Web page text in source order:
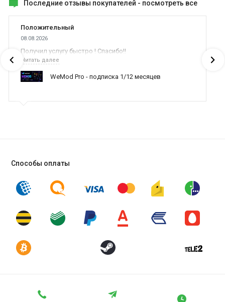
Последние отзывы покупателей - посмотреть все
Положительный
08.08.2026
Получил услугу быстро ! Спасибо!!
Читать далее
WeMod Pro - подписка 1/12 месяцев
Способы оплаты